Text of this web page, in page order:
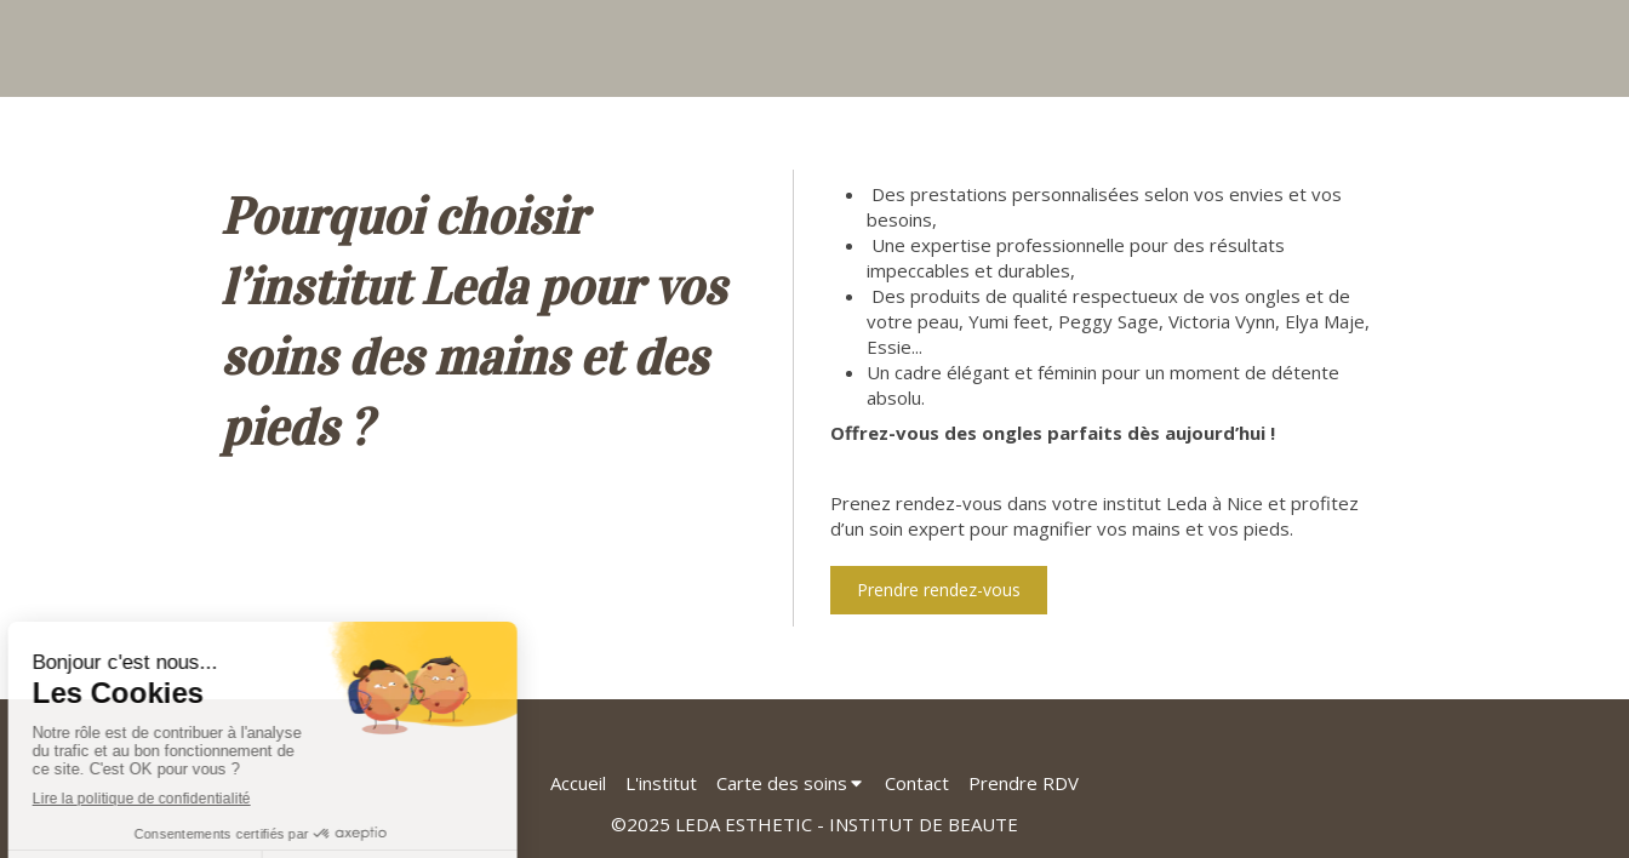
Pourquoi choisir
l’institut Leda pour vos
soins des mains et des
pieds ?
Des prestations personnalisées selon vos envies et vos
besoins,
Une expertise professionnelle pour des résultats
impeccables et durables,
Des produits de qualité respectueux de vos ongles et de
votre peau, Yumi feet, Peggy Sage, Victoria Vynn, Elya Maje,
Essie...
Un cadre élégant et féminin pour un moment de détente
absolu.
Offrez-vous des ongles parfaits dès aujourd’hui !
Prenez rendez-vous dans votre institut Leda à Nice et profitez
d’un soin expert pour magnifier vos mains et vos pieds.
Prendre rendez-vous
Accueil L'institut Carte des soins Contact
Prendre RDV
©2025 LEDA ESTHETIC - INSTITUT DE BEAUTE